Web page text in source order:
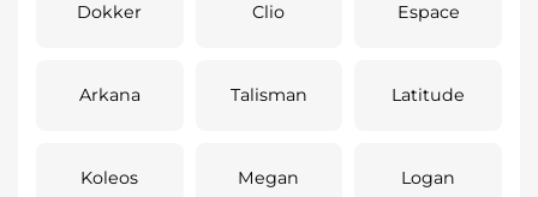
Dokker Clio Espace
Arkana Talisman Latitude
Koleos Megan Logan